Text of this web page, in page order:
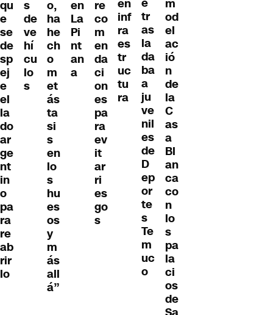
qu
e
se
de
sp
ej
e
el
la
do
ar
ge
nt
in
o
pa
ra
re
ab
rir
lo
s
de
ve
hí
cu
lo
s
o,
ha
he
ch
o
m
et
ás
ta
si
s
en
lo
s
hu
es
os
y
m
ás
all
á”
en
La
Pi
nt
an
a
re
co
m
en
da
ci
on
es
pa
ra
ev
it
ar
ri
es
go
s
en
inf
ra
es
tr
uc
tu
ra
e
tr
as
la
da
ba
a
ju
ve
nil
es
de
D
ep
or
te
s
Te
m
uc
o
m
od
el
ac
ió
n
de
la
C
as
a
Bl
an
ca
co
n
lo
s
pa
la
ci
os
de